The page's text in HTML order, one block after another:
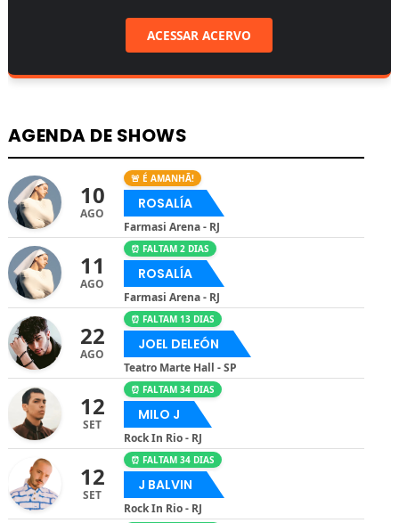
ACESSAR ACERVO
AGENDA DE SHOWS
10
AGO
🚨 É AMANHÃ!
ROSALÍA
Farmasi Arena - RJ
11
AGO
⏰ FALTAM 2 DIAS
ROSALÍA
Farmasi Arena - RJ
22
AGO
⏰ FALTAM 13 DIAS
JOEL DELEÓN
Teatro Marte Hall - SP
12
SET
⏰ FALTAM 34 DIAS
MILO J
Rock In Rio - RJ
12
SET
⏰ FALTAM 34 DIAS
J BALVIN
Rock In Rio - RJ